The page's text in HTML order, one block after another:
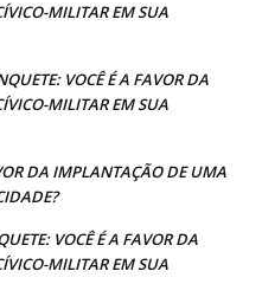
MILITAR EM SUA
VOCÊ É A FAVOR DA
MILITAR EM SUA
DA IMPLANTAÇÃO DE UMA
VOCÊ É A FAVOR DA
MILITAR EM SUA